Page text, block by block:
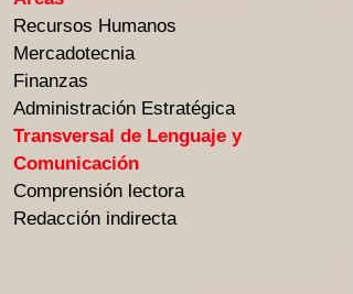
Recursos Humanos
Mercadotecnia
Finanzas
Administración Estratégica
Transversal de Lenguaje y
Comunicación
Comprensión lectora
Redacción indirecta